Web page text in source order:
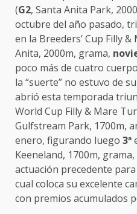
(G2, Santa Anita Park,
octubre del año pasado,
en la Breeders’ Cup Filly
Anita, 2000m, grama,
poco más de cuatro
la “suerte” no estuvo de
abrió esta temporada
World Cup Filly & Mare
Gulfstream Park, 1700m,
enero, figurando luego 3ª
Keeneland, 1700m, grama,
actuación precedente
cual coloca su excelente
con premios acumulados